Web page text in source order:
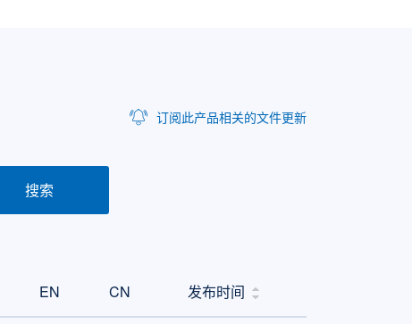
订阅此产品相关的文件更新
搜索
EN CN 发布时间